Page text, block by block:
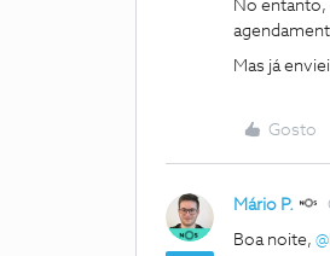
No entanto,
Mas já
Gosto
Mário P.
Boa noite, ​